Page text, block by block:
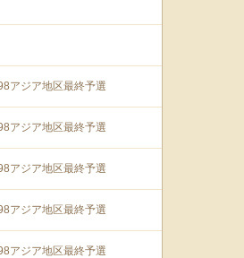
アジア地区最終予選
アジア地区最終予選
アジア地区最終予選
アジア地区最終予選
アジア地区最終予選